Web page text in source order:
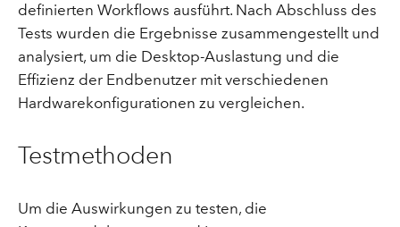
definierten Workflows ausführt. Nach Abschluss des
Tests wurden die Ergebnisse zusammengestellt und
analysiert, um die Desktop-Auslastung und die
Effizienz der Endbenutzer mit verschiedenen
Hardwarekonfigurationen zu vergleichen.
Testmethoden
Um die Auswirkungen zu testen, die